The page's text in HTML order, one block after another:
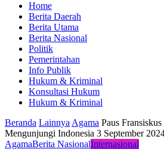
Home
Berita Daerah
Berita Utama
Berita Nasional
Politik
Pemerintahan
Info Publik
Hukum & Kriminal
Konsultasi Hukum
Hukum & Kriminal
Beranda Lainnya Agama Paus
Mengunjungi Indonesia 3 September
AgamaBerita NasionalInternasional